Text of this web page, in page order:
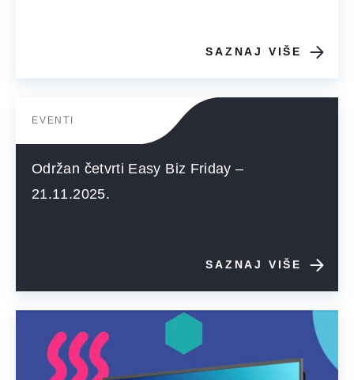
SAZNAJ VIŠE
EVENTI
Održan četvrti Easy Biz Friday –
21.11.2025.
SAZNAJ VIŠE